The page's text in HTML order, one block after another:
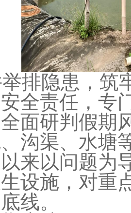
排隐患，筑
全责任，专
面研判假期
沟渠、水塘
来以问题为
设施，对重
线。